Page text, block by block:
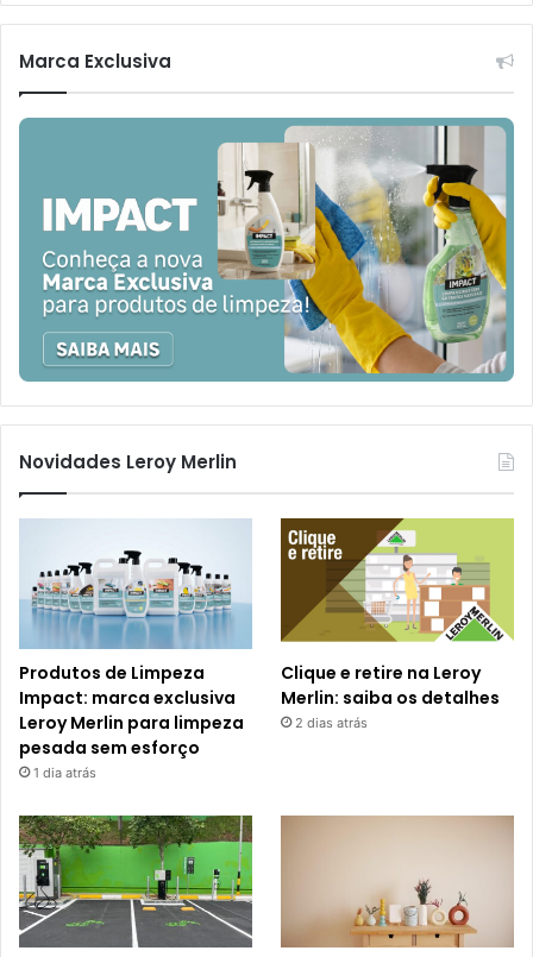
Marca Exclusiva
Novidades Leroy Merlin
Produtos de Limpeza
Impact: marca exclusiva
Leroy Merlin para limpeza
pesada sem esforço
1 dia atrás
Clique e retire na Leroy
Merlin: saiba os detalhes
2 dias atrás